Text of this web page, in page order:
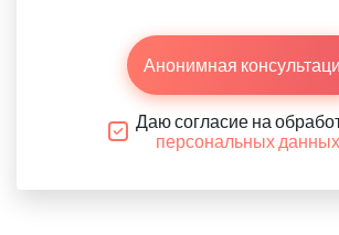
Анонимная
Даю согласие на
персональных данных